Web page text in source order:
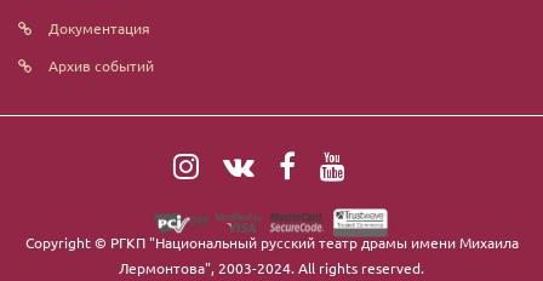
Документация
Архив событий
Copyright © РГКП "Национальный русский театр драмы имени Михаила
Лермонтова", 2003-2024. All rights reserved.